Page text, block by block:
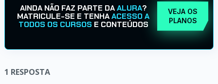
AINDA NÃO FAZ PARTE DAALURA?
MATRICULE-SE E TENHAACESSO A
TODOS OS CURSOS E CONTEÚDOS
VEJA OS
PLANOS
1 RESPOSTA